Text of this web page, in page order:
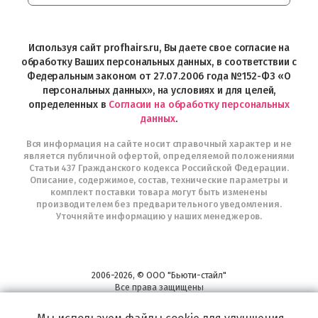
Интернет-
Telegram
Используя сайт profhairs.ru, Вы даете свое согласие на
обработку Ваших персональных данных, в соответствии с
Федеральным законом от 27.07.2006 года №152-ФЗ «О
персональных данных», на условиях и для целей,
определенных в Согласии на обработку персональных
данных.
Вся информация на сайте носит справочный характер и не
является публичной офертой, определяемой положениями
Статьи 437 Гражданского кодекса Российской Федерации.
Описание, содержимое, состав, технические параметры и
комплект поставки товара могут быть изменены
производителем без предварительного уведомления.
Уточняйте информацию у наших менеджеров.
2006-2026, © ООО "Бьюти-стайл"
Все права защищены